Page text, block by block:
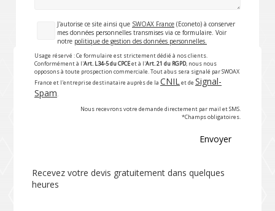
J'autorise ce site ainsi que SWOAX France (Econeto) à conserver
mes données personnelles transmises via ce formulaire. Voir
notre politique de gestion des données personnelles.
Usage réservé : Ce formulaire est strictement dédié à nos clients.
Conformément à l'Art. L34-5 du CPCEet à l'Art. 21 du RGPD, nous nous
opposons à toute prospection commerciale. Tout abus sera signalé par SWOAX
France et l'entreprise destinataire auprès de la CNILet de Signal-
Spam.
Nous recevrons votre demande directement par mail et SMS.
*Champs obligatoires.
Envoyer
Recevez votre devis gratuitement dans quelques
heures